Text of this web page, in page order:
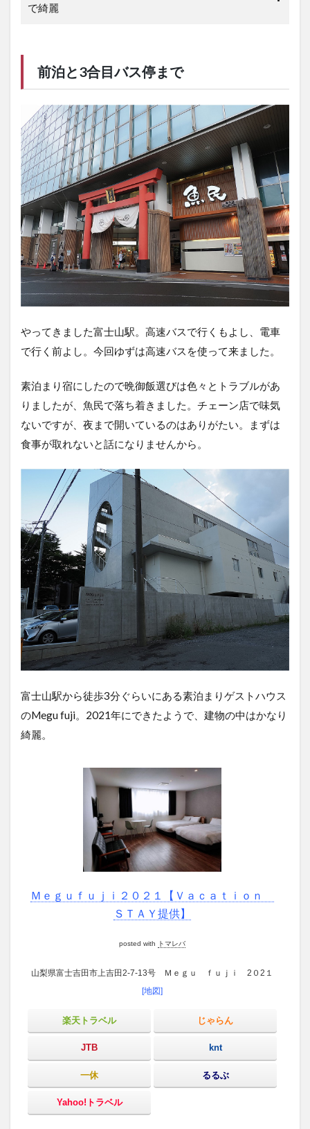
で綺麗
前泊と3合目バス停まで
やってきました富士山駅。高速バスで行くもよし、電車
で行く前よし。今回ゆずは高速バスを使って来ました。
素泊まり宿にしたので晩御飯選びは色々とトラブルがあ
りましたが、魚民で落ち着きました。チェーン店で味気
ないですが、夜まで開いているのはありがたい。まずは
食事が取れないと話になりませんから。
富士山駅から徒歩3分ぐらいにある素泊まりゲストハウス
のMegu fuji。2021年にできたようで、建物の中はかなり
綺麗。
Ｍｅｇｕｆｕｊｉ２０２１【Ｖａｃａｔｉｏｎ
ＳＴＡＹ提供】
posted with トマレバ
山梨県富士吉田市上吉田2-7-13号 Ｍｅｇｕ ｆｕｊｉ 2０2１
[地図]
楽天トラベル じゃらん
JTB knt
一休 るるぶ
Yahoo!トラベル